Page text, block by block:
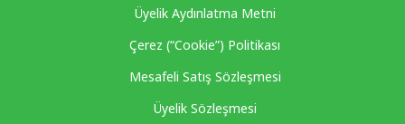
Üyelik Aydınlatma Metni
Çerez (“Cookie”) Politikası
Mesafeli Satış Sözleşmesi
Üyelik Sözleşmesi